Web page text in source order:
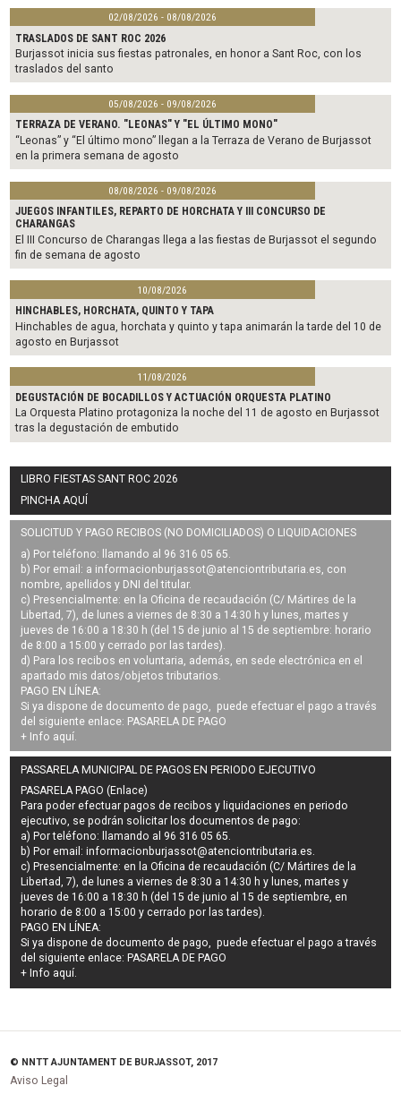
02/08/2026 - 08/08/2026
TRASLADOS DE SANT ROC 2026
Burjassot inicia sus fiestas patronales, en honor a Sant Roc, con los
traslados del santo
05/08/2026 - 09/08/2026
TERRAZA DE VERANO. "LEONAS" Y "EL ÚLTIMO MONO"
“Leonas” y “El último mono” llegan a la Terraza de Verano de Burjassot
en la primera semana de agosto
08/08/2026 - 09/08/2026
JUEGOS INFANTILES, REPARTO DE HORCHATA Y III CONCURSO DE
CHARANGAS
El III Concurso de Charangas llega a las fiestas de Burjassot el segundo
fin de semana de agosto
10/08/2026
HINCHABLES, HORCHATA, QUINTO Y TAPA
Hinchables de agua, horchata y quinto y tapa animarán la tarde del 10 de
agosto en Burjassot
11/08/2026
DEGUSTACIÓN DE BOCADILLOS Y ACTUACIÓN ORQUESTA PLATINO
La Orquesta Platino protagoniza la noche del 11 de agosto en Burjassot
tras la degustación de embutido
LIBRO FIESTAS SANT ROC 2026
PINCHA AQUÍ
SOLICITUD Y PAGO RECIBOS (NO DOMICILIADOS) O LIQUIDACIONES
a) Por teléfono: llamando al 96 316 05 65.
b) Por email: a informacionburjassot@atenciontributaria.es, con
nombre, apellidos y DNI del titular.
c) Presencialmente: en la Oficina de recaudación (C/ Mártires de la
Libertad, 7), de lunes a viernes de 8:30 a 14:30 h y lunes, martes y
jueves de 16:00 a 18:30 h (del 15 de junio al 15 de septiembre: horario
de 8:00 a 15:00 y cerrado por las tardes).
d) Para los recibos en voluntaria, además, en sede electrónica en el
apartado mis datos/objetos tributarios.
PAGO EN LÍNEA:
Si ya dispone de documento de pago, puede efectuar el pago a través
del siguiente enlace: PASARELA DE PAGO
+ Info aquí.
PASSARELA MUNICIPAL DE PAGOS EN PERIODO EJECUTIVO
PASARELA PAGO (Enlace)
Para poder efectuar pagos derecibos y liquidaciones en periodo
ejecutivo, se podrán solicitar los documentos de pago:
a) Por teléfono: llamando al 96 316 05 65.
b) Por email:informacionburjassot@atenciontributaria.es.
c) Presencialmente: en la Oficina de recaudación (C/ Mártires de la
Libertad, 7), de lunes a viernes de 8:30 a 14:30 h y lunes, martes y
jueves de 16:00 a 18:30 h (del 15 de junio al 15 de septiembre, en
horario de 8:00 a 15:00 y cerrado por las tardes).
PAGO EN LÍNEA:
Si ya dispone de documento de pago, puede efectuar el pago a través
del siguiente enlace: PASARELA DE PAGO
+ Info aquí.
© NNTT AJUNTAMENT DE BURJASSOT, 2017
Aviso Legal